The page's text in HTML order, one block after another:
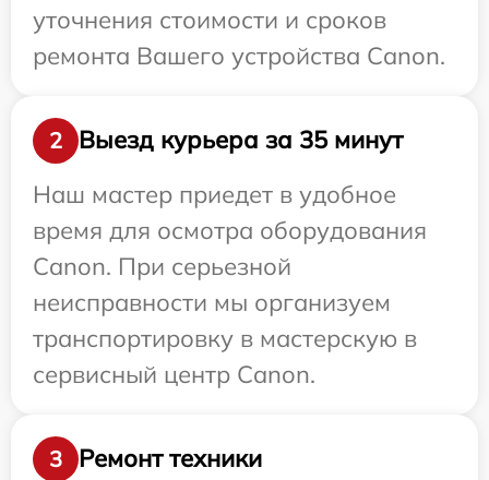
уточнения стоимости и сроков
ремонта Вашего устройства Canon.
2
Выезд курьера за 35 минут
Наш мастер приедет в удобное
время для осмотра оборудования
Canon. При серьезной
неисправности мы организуем
транспортировку в мастерскую в
сервисный центр Canon.
3
Ремонт техники